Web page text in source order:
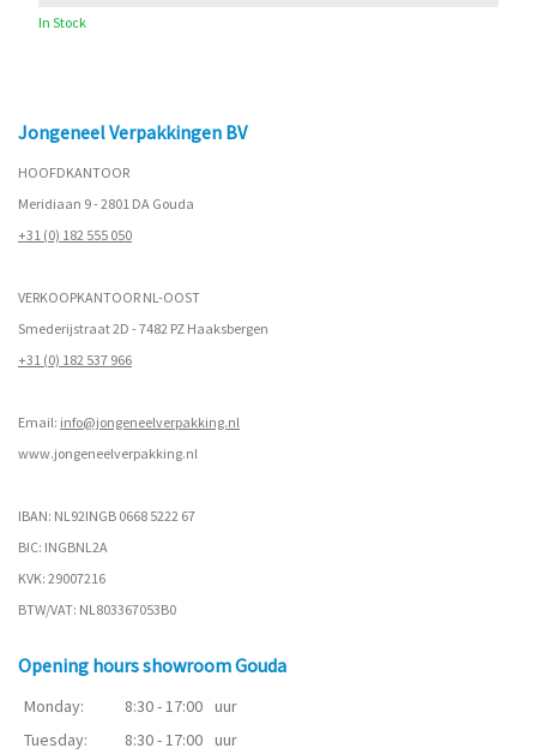
In Stock
Jongeneel Verpakkingen BV
HOOFDKANTOOR
Meridiaan 9 - 2801 DA Gouda
+31 (0) 182 555 050
VERKOOPKANTOOR NL-OOST
Smederijstraat 2D - 7482 PZ Haaksbergen
+31 (0) 182 537 966
Email: info@jongeneelverpakking.nl
www.jongeneelverpakking.nl
IBAN: NL92INGB 0668 5222 67
BIC: INGBNL2A
KVK: 29007216
BTW/VAT: NL803367053B0
Opening hours showroom Gouda
Monday: 8:30 - 17:00 uur
Tuesday:
8:30 - 17:00 uur